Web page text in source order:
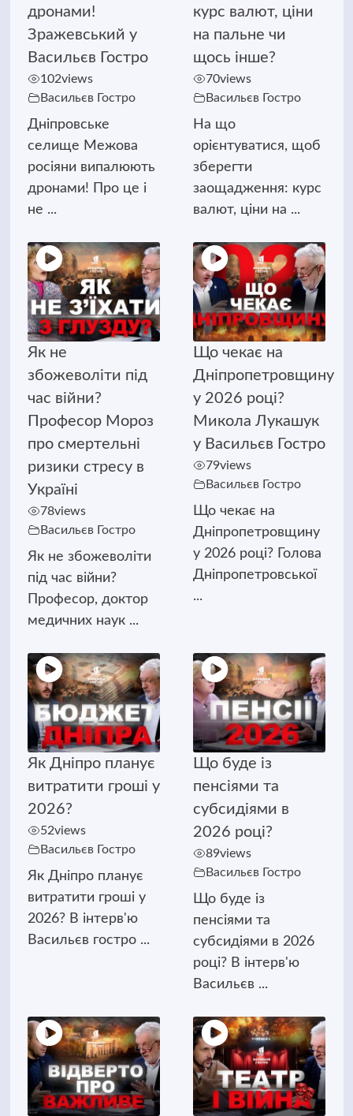
дронами!
Зражевський у
Васильєв Гостро
102views
Васильєв Гостро
Дніпровське
селище Межова
росіяни випалюють
дронами! Про це і
не ...
курс валют, ціни
на пальне чи
щось інше?
70views
Васильєв Гостро
На що
орієнтуватися, щоб
зберегти
заощадження: курс
валют, ціни на ...
Як не
збожеволіти під
час війни?
Професор Мороз
про смертельні
ризики стресу в
Україні
78views
Васильєв Гостро
Як не збожеволіти
під час війни?
Професор, доктор
медичних наук ...
Що чекає на
Дніпропетровщину
у 2026 році?
Микола Лукашук
у Васильєв Гостро
79views
Васильєв Гостро
Що чекає на
Дніпропетровщину
у 2026 році? Голова
Дніпропетровської
...
Як Дніпро планує
витратити гроші у
2026?
52views
Васильєв Гостро
Як Дніпро планує
витратити гроші у
2026? В інтерв'ю
Васильєв гостро ...
Що буде із
пенсіями та
субсидіями в
2026 році?
89views
Васильєв Гостро
Що буде із
пенсіями та
субсидіями в 2026
році? В інтерв'ю
Васильєв ...